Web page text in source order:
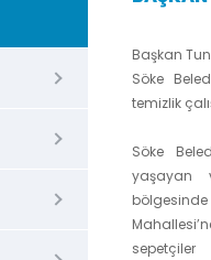
Başkan
Söke
temizlik
Söke
yaşayan